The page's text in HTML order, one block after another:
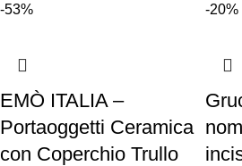
-53%
EMÒ ITALIA –
Portaoggetti Ceramica
con Coperchio Trullo
-20%